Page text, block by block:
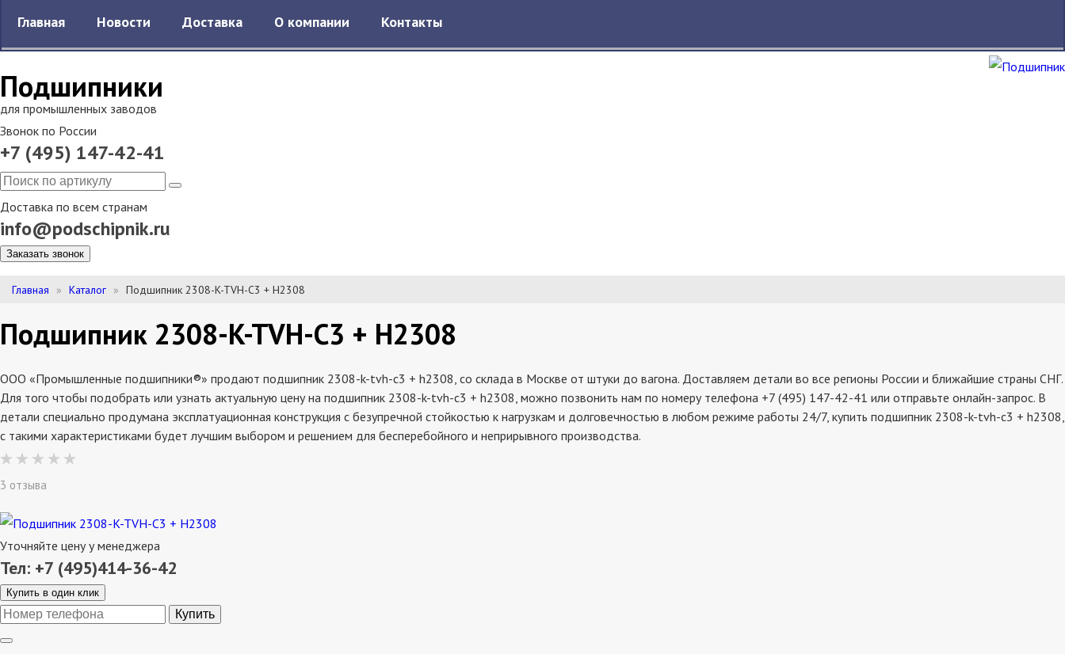
Подшипники
для промышленных заводов
Звонок по России
+7 (495) 147-42-41
Доставка по всем странам
info@podschipnik.ru
Заказать звонок
Главная Новости Доставка О компании Контакты
Главная Каталог Подшипник 2308-K-TVH-C3 + H2308
Подшипник 2308-K-TVH-C3 + H2308
ООО «Промышленные подшипники®» продают подшипник 2308-k-tvh-c3 + h2308, со склада в Москве от штуки до вагона. Доставляем детали во все регионы России и ближайшие страны СНГ.
Для того чтобы подобрать или узнать актуальную цену на подшипник 2308-k-tvh-c3 + h2308, можно позвонить нам по номеру телефона +7 (495) 147-42-41 или отправьте онлайн-запрос. В
детали специально продумана эксплатуационная конструкция с безупречной стойкостью к нагрузкам и долговечностью в любом режиме работы 24/7, купить подшипник 2308-k-tvh-c3 + h2308,
с такими характеристиками будет лучшим выбором и решением для бесперебойного и неприрывного производства.
3 отзыва
Уточняйте цену у менеджера
Тел: +7 (495)414-36-42
Купить в один клик